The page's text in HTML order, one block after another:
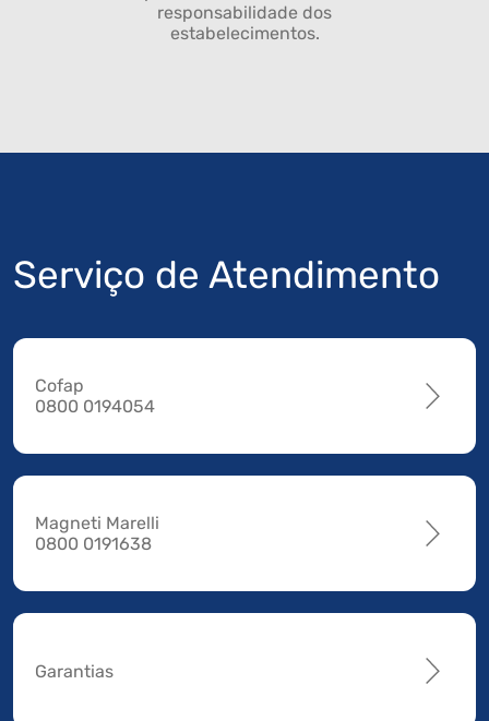
responsabilidade dos
estabelecimentos.
Serviço de Atendimento
Cofap
0800 0194054
Magneti Marelli
0800 0191638
Garantias